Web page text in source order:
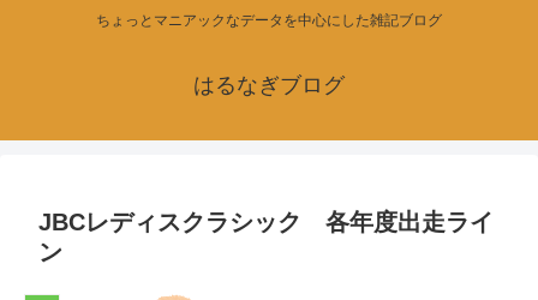
ちょっとマニアックなデータを中心にした雑記ブログ
はるなぎブログ
JBCレディスクラシック 各年度出走ライ
ン